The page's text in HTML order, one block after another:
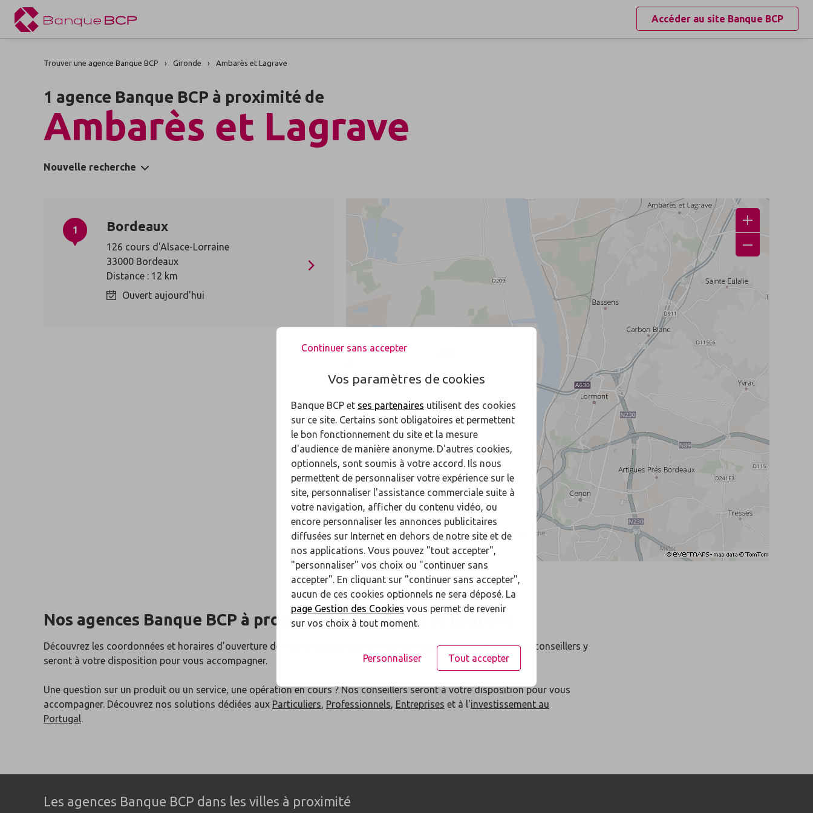
Accéder au site Banque BCP
Trouver une agence Banque BCP Gironde Ambarès et Lagrave
1 agence Banque BCP à proximité de
Ambarès et Lagrave
Nouvelle recherche
1 Bordeaux
126 cours d'Alsace-Lorraine
33000 Bordeaux
Distance : 12 km
Ouvert aujourd'hui
1
Nos agences Banque BCP à proximité deAmbarès et Lagrave
Découvrez les coordonnées et horaires d’ouverture de Ambarès et Lagrave: nos conseillers y
seront à votre disposition pour vous accompagner.
Une question sur un produit ou un service, une opération en cours ? Nos conseillers seront à votre disposition pour vous
accompagner. Découvrez nos solutions dédiées aux Particuliers, Professionnels, Entreprises et à l'investissement au
Portugal.
Les agences Banque BCP dans les villes à proximité
Continuer sans accepter
Vos paramètres de cookies
Banque BCP et ses partenaires utilisent des cookies
sur ce site. Certains sont obligatoires et permettent
le bon fonctionnement du site et la mesure
d'audience de manière anonyme. D'autres cookies,
optionnels, sont soumis à votre accord. Ils nous
permettent de personnaliser votre expérience sur le
site, personnaliser l'assistance commerciale suite à
votre navigation, afficher du contenu vidéo, ou
encore personnaliser les annonces publicitaires
diffusées sur Internet en dehors de notre site et de
nos applications. Vous pouvez "tout accepter",
"personnaliser" vos choix ou "continuer sans
accepter". En cliquant sur "continuer sans accepter",
aucun de ces cookies optionnels ne sera déposé. La
page Gestion des Cookies vous permet de revenir
sur vos choix à tout moment.
Personnaliser Tout accepter